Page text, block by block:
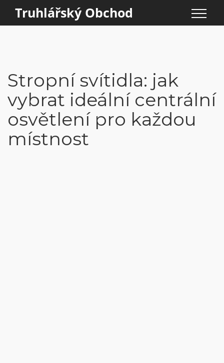
Truhlářský Obchod
Stropní svítidla: jak
vybrat ideální centrální
osvětlení pro každou
místnost